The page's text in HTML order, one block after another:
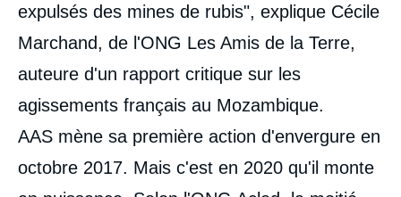
expulsés des mines de rubis", explique Cécile
Marchand, de l'ONG Les Amis de la Terre,
auteure d'un rapport critique sur les
agissements français au Mozambique.
AAS mène sa première action d'envergure en
octobre 2017. Mais c'est en 2020 qu'il monte